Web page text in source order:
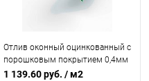
Отлив оконный оцинкованный c
порошковым покрытием 0,4мм
RAL 6032
1 139.60 руб. / м2